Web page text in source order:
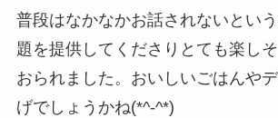
普段はなかなかお話されないとい
題を提供してくださりとても楽し
おられました。おいしいごはんや
げでしょうかね(*^-^*)